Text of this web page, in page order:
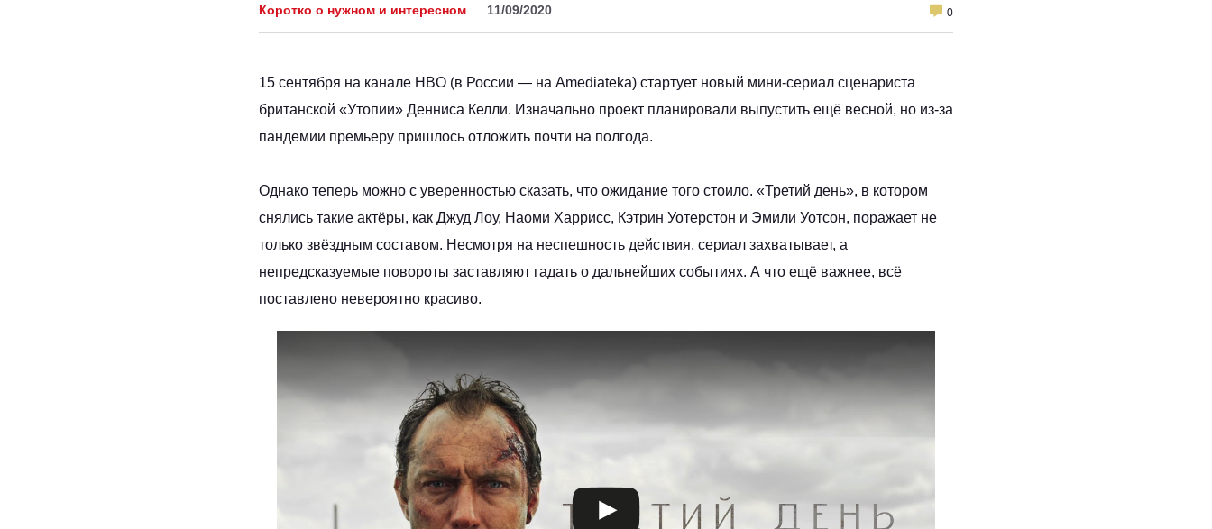
Коротко о нужном и интересном 11/09/2020 0
15 сентября на канале HBO (в России — на Amediateka) стартует новый мини‑сериал сценариста
британской «Утопии» Денниса Келли. Изначально проект планировали выпустить ещё весной, но из‑за
пандемии премьеру пришлось отложить почти на полгода.
Однако теперь можно с уверенностью сказать, что ожидание того стоило. «Третий день», в котором
снялись такие актёры, как Джуд Лоу, Наоми Харрисс, Кэтрин Уотерстон и Эмили Уотсон, поражает не
только звёздным составом. Несмотря на неспешность действия, сериал захватывает, а
непредсказуемые повороты заставляют гадать о дальнейших событиях. А что ещё важнее, всё
поставлено невероятно красиво.